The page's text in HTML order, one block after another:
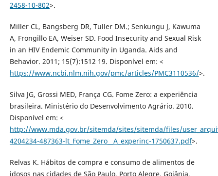
2458-10-802>.
Miller CL, Bangsberg DR, Tuller DM.; Senkungu J, Kawuma
A, Frongillo EA, Weiser SD. Food Insecurity and Sexual Risk
in an HIV Endemic Community in Uganda. Aids and
Behavior. 2011; 15(7):1512 19. Disponível em: <
https://www.ncbi.nlm.nih.gov/pmc/articles/PMC3110536/>.
Silva JG, Grossi MED, França CG. Fome Zero: a experiência
brasileira. Ministério do Desenvolvimento Agrário. 2010.
Disponível em: <
http://www.mda.gov.br/sitemda/sites/sitemda/files/
4204234-487363-lt_Fome_Zero__A_experinc-1750637.pdf>.
Relvas K. Hábitos de compra e consumo de alimentos de
idosos nas cidades de São Paulo, Porto Alegre, Goiânia,